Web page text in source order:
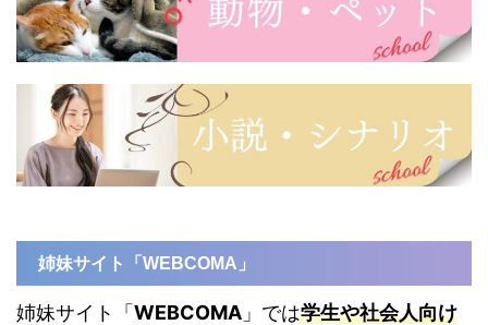
姉妹サイト「WEBCOMA」
姉妹サイト「 WEBCOMA 」では学生や社会人向け